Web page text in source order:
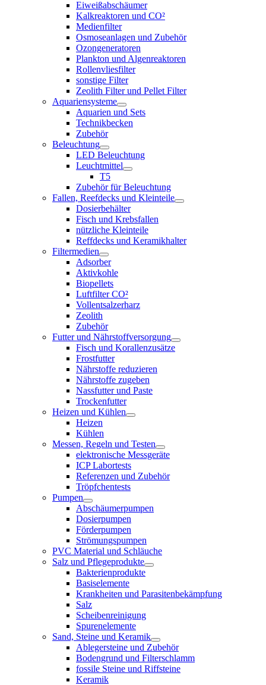
Eiweißabschäumer
Kalkreaktoren und CO²
Medienfilter
Osmoseanlagen und Zubehör
Ozongeneratoren
Plankton und Algenreaktoren
Rollenvliesfilter
sonstige Filter
Zeolith Filter und Pellet Filter
Aquariensysteme
Aquarien und Sets
Technikbecken
Zubehör
Beleuchtung
LED Beleuchtung
Leuchtmittel
T5
Zubehör für Beleuchtung
Fallen, Reefdecks und Kleinteile
Dosierbehälter
Fisch und Krebsfallen
nützliche Kleinteile
Reffdecks und Keramikhalter
Filtermedien
Adsorber
Aktivkohle
Biopellets
Luftfilter CO²
Vollentsalzerharz
Zeolith
Zubehör
Futter und Nährstoffversorgung
Fisch und Korallenzusätze
Frostfutter
Nährstoffe reduzieren
Nährstoffe zugeben
Nassfutter und Paste
Trockenfutter
Heizen und Kühlen
Heizen
Kühlen
Messen, Regeln und Testen
elektronische Messgeräte
ICP Labortests
Referenzen und Zubehör
Tröpfchentests
Pumpen
Abschäumerpumpen
Dosierpumpen
Förderpumpen
Strömungspumpen
PVC Material und Schläuche
Salz und Pflegeprodukte
Bakterienprodukte
Basiselemente
Krankheiten und Parasitenbekämpfung
Salz
Scheibenreinigung
Spurenelemente
Sand, Steine und Keramik
Ablegersteine und Zubehör
Bodengrund und Filterschlamm
fossile Steine und Riffsteine
Keramik